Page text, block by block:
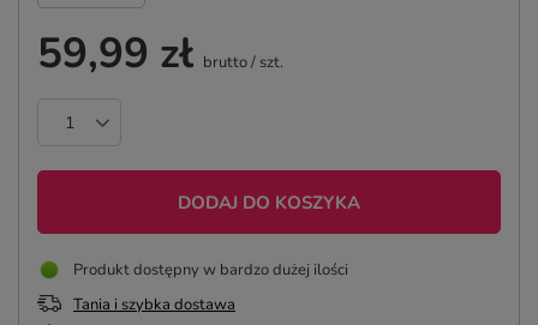
59,99 zł brutto/ szt.
DODAJ DO KOSZYKA
Produkt dostępny w bardzo dużej ilości
Tania i szybka dostawa